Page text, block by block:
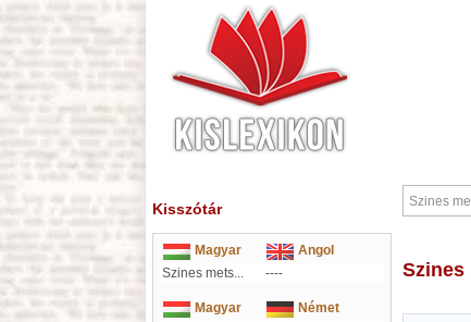
Kisszótár
Magyar
Angol
Szines mets...
----
Magyar
Német